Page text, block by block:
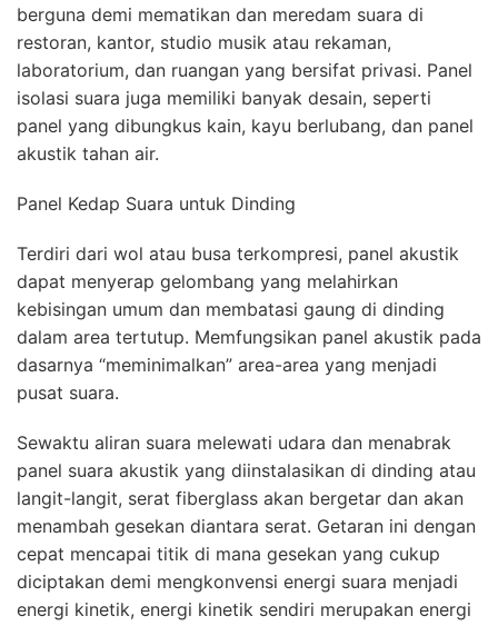
berguna demi mematikan dan meredam suara di
restoran, kantor, studio musik atau rekaman,
laboratorium, dan ruangan yang bersifat privasi. Panel
isolasi suara juga memiliki banyak desain, seperti
panel yang dibungkus kain, kayu berlubang, dan panel
akustik tahan air.
Panel Kedap Suara untuk Dinding
Terdiri dari wol atau busa terkompresi, panel akustik
dapat menyerap gelombang yang melahirkan
kebisingan umum dan membatasi gaung di dinding
dalam area tertutup. Memfungsikan panel akustik pada
dasarnya “meminimalkan” area-area yang menjadi
pusat suara.
Sewaktu aliran suara melewati udara dan menabrak
panel suara akustik yang diinstalasikan di dinding atau
langit-langit, serat fiberglass akan bergetar dan akan
menambah gesekan diantara serat. Getaran ini dengan
cepat mencapai titik di mana gesekan yang cukup
diciptakan demi mengkonvensi energi suara menjadi
energi kinetik, energi kinetik sendiri merupakan energi